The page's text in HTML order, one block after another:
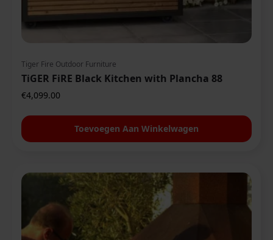
Tiger Fire Outdoor Furniture
TiGER FiRE Black Kitchen with Plancha 88
€4,099.00
Toevoegen Aan Winkelwagen